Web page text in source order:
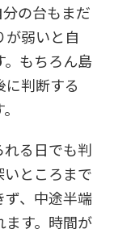
の台もまだ
が弱いと自
もちろん島
判断する
る日でも判
ところまで
、中途半端
す。時間が